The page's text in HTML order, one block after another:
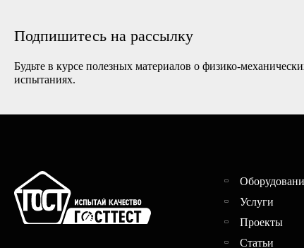
Подпишитесь на рассылку
Будьте в курсе полезных материалов о физико-
испытаниях.
Услуги
Проекты
Статьи